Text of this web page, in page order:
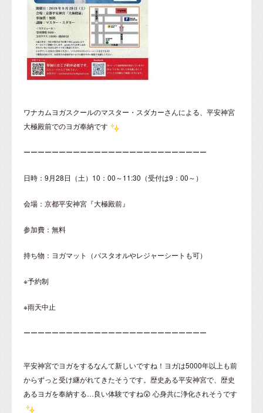
ワナカムヨガスクールのマスター・スダカーさんによる、平安神宮
大極殿前でのヨガ奉納です
ーーーーーーーーーーーーーーーーーーーーーーーーーー
日時：9月28日（土）10：00～11:30（受付は9：00～）
会場：京都平安神宮『大極殿前』
参加費：無料
持ち物：ヨガマット（バスタオルやレジャーシートも可）
※予約制
※雨天中止
ーーーーーーーーーーーーーーーーーーーーーーーーーー
平安神宮でヨガをするなんて新しいですね！ヨガは5000年以上も前
からずっと受け継がれてきたそうです。歴史ある平安神宮で、歴史
あるヨガを奉納する…良い体験ですね😲 心身共に浄化されそうです